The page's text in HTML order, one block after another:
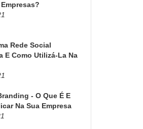
Rede Social
E Como Utilizá-La Na
- O Que É E
Na Sua Empresa